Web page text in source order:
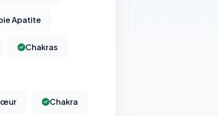
Apatite
Chakras
Chakra